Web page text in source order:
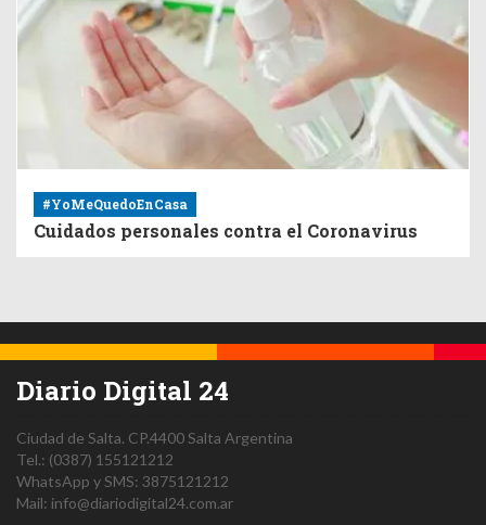
#YoMeQuedoEnCasa
Cuidados personales contra el Coronavirus
Diario Digital 24
Ciudad de Salta. CP.4400Salta Argentina
Tel.: (0387) 155121212
WhatsApp y SMS: 3875121212
Mail: info@diariodigital24.com.ar